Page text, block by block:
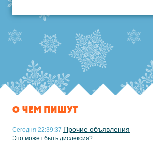
О ЧЕМ ПИШУТ
Сегодня 22:39:37 Прочие объявления
Это может быть дислексия?